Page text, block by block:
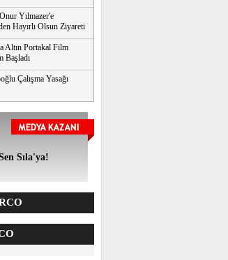
Yılmazer'e
Hayırlı Olsun Ziyareti
Altın Portakal Film
Başladı
Çalışma Yasağı
Sıla'ya!